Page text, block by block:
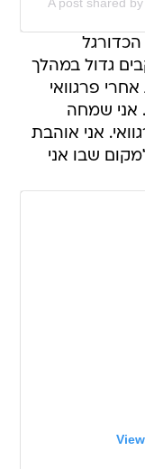
גדול במהלך
פרגוואי
אני שמחה
אני אוהבת
שבו אני